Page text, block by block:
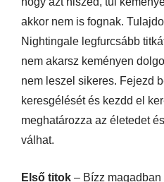
akkor nem is fognak.
Nightingale legfurcsább
nem akarsz keményen
nem leszel sikeres. Fejezd
keresgélését és kezdd el
meghatározza az életedet
válhat.
Első titok – Bízz magadban